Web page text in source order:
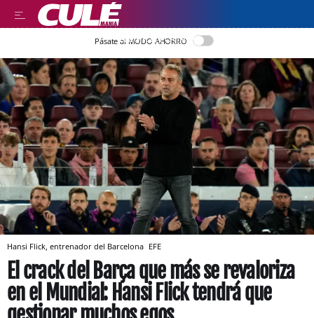
LLEGIR EN CATALÀ
Pásate al MODO AHORRO
Hansi Flick, entrenador del Barcelona EFE
El crack del Barça que más se revaloriza
en el Mundial: Hansi Flick tendrá que